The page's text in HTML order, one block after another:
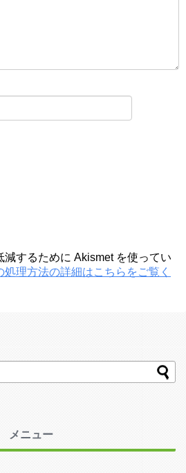
減するために Akismet を使ってい
処理方法の詳細はこちらをご覧く
メニュー